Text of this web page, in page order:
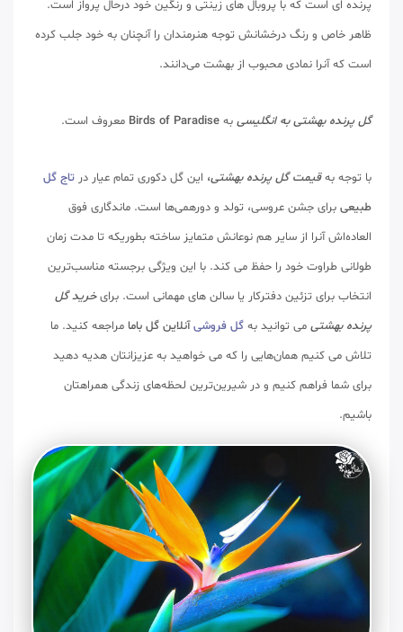
پرنده ای است که با پروبال های زینتی و رنگین خود درحال پرواز است.
ظاهر خاص و رنگ درخشانش توجه هنرمندان را آنچنان به خود جلب کرده
است که آنرا نمادی محبوب از بهشت می‌دانند.
گل پرنده بهشتی به انگلیسی به Birds of Paradise معروف است.
با توجه بهقیمت گل پرنده بهشتی، این گل دکوری تمام عیار در تاج گل
طبیعی برای جشن عروسی، تولد و دورهمی‌ها است. ماندگاری فوق
العاده‌اش آنرا از سایر هم نوعانش متمایز ساخته بطوریکه تا مدت زمان
طولانی طراوت خود را حفظ می کند. با این ویژگی برجسته مناسب‌ترین
انتخاب برای تزئین دفترکار یا سالن های مهمانی است. برایخرید گل
پرنده بهشتی می توانید به گل فروشیآنلاین گل باما مراجعه کنید. ما
تلاش می کنیم همان‌هایی را که می خواهید به عزیزانتان هدیه دهید
برای شما فراهم کنیم و در شیرین‌ترین لحظه‌های زندگی همراهتان
باشیم.